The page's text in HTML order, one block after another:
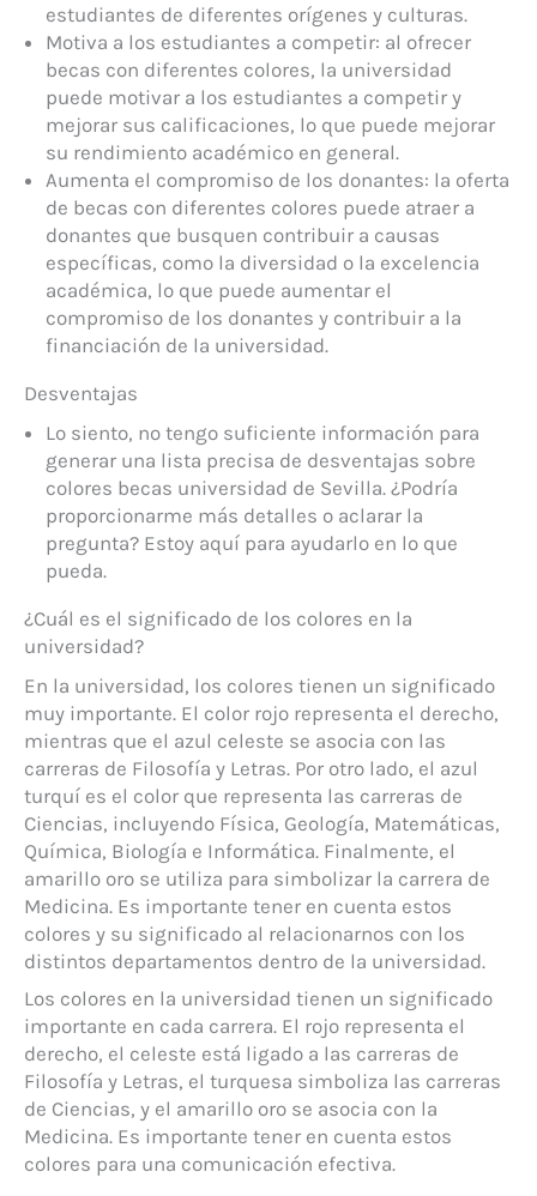
estudiantes de diferentes orígenes y culturas.
Motiva a los estudiantes a competir: al ofrecer
becas con diferentes colores, la universidad
puede motivar a los estudiantes a competir y
mejorar sus calificaciones, lo que puede mejorar
su rendimiento académico en general.
Aumenta el compromiso de los donantes: la oferta
de becas con diferentes colores puede atraer a
donantes que busquen contribuir a causas
específicas, como la diversidad o la excelencia
académica, lo que puede aumentar el
compromiso de los donantes y contribuir a la
financiación de la universidad.
Desventajas
Lo siento, no tengo suficiente información para
generar una lista precisa de desventajas sobre
colores becas universidad de Sevilla. ¿Podría
proporcionarme más detalles o aclarar la
pregunta? Estoy aquí para ayudarlo en lo que
pueda.
¿Cuál es el significado de los colores en la
universidad?
En la universidad, los colores tienen un significado
muy importante. El color rojo representa el derecho,
mientras que el azul celeste se asocia con las
carreras de Filosofía y Letras. Por otro lado, el azul
turquí es el color que representa las carreras de
Ciencias, incluyendo Física, Geología, Matemáticas,
Química, Biología e Informática. Finalmente, el
amarillo oro se utiliza para simbolizar la carrera de
Medicina. Es importante tener en cuenta estos
colores y su significado al relacionarnos con los
distintos departamentos dentro de la universidad.
Los colores en la universidad tienen un significado
importante en cada carrera. El rojo representa el
derecho, el celeste está ligado a las carreras de
Filosofía y Letras, el turquesa simboliza las carreras
de Ciencias, y el amarillo oro se asocia con la
Medicina. Es importante tener en cuenta estos
colores para una comunicación efectiva.